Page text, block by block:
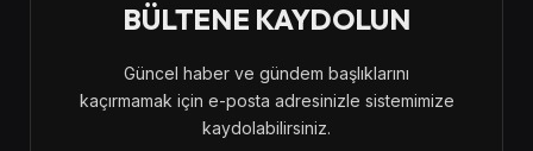
BÜLTENE KAYDOLUN
Güncel haber ve gündem başlıklarını
kaçırmamak için e-posta adresinizle sistemimize
kaydolabilirsiniz.